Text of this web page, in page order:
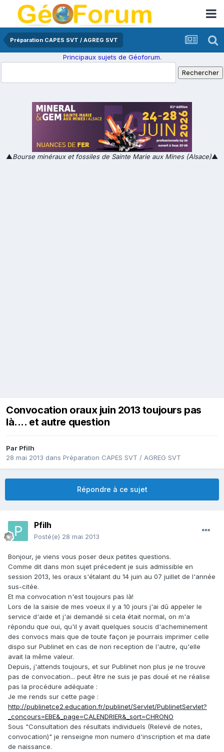
Préparation CAPES SVT / AGREG SVT
Principaux sujets de Géoforum.
▲Bourse minéraux et fossiles de Sainte Marie aux Mines (Alsace)▲
Convocation oraux juin 2013 toujours pas
là.... et autre question
Par Pfilh
28 mai 2013 dans Préparation CAPES SVT / AGREG SVT
Répondre à ce sujet
Pfilh
Posté(e) 28 mai 2013
Bonjour, je viens vous poser deux petites questions.
Comme dit dans mon sujet précedent je suis admissible en
session 2013, les oraux s'étalant du 14 juin au 07 juillet de l'année
sus-citée.
Et ma convocation n'est toujours pas là!
Lors de la saisie de mes voeux il y a 10 jours j'ai dû appeler le
service d'aide et j'ai demandé si cela était normal, on m'a
répondu que oui, qu'il y avait quelques soucis d'acheminement
des convocs mais que de toute façon je pourrais imprimer celle
dispo sur Publinet en cas de non reception de l'autre, qu'elle
avait la même valeur.
Depuis, j'attends toujours, et sur Publinet non plus je ne trouve
pas de convocation... peut être ne suis je pas doué et ne réalise
pas la procédure adéquate :
Je me rends sur cette page :
http://publinetce2.education.fr/publinet/Servlet/PublinetServlet?
_concours=EBE&_page=CALENDRIER&_sort=CHRONO
Sous "Consultation des résultats individuels (Relevé de notes,
convocation)" je renseigne mon numero d'inscription et ma date
de naissance.